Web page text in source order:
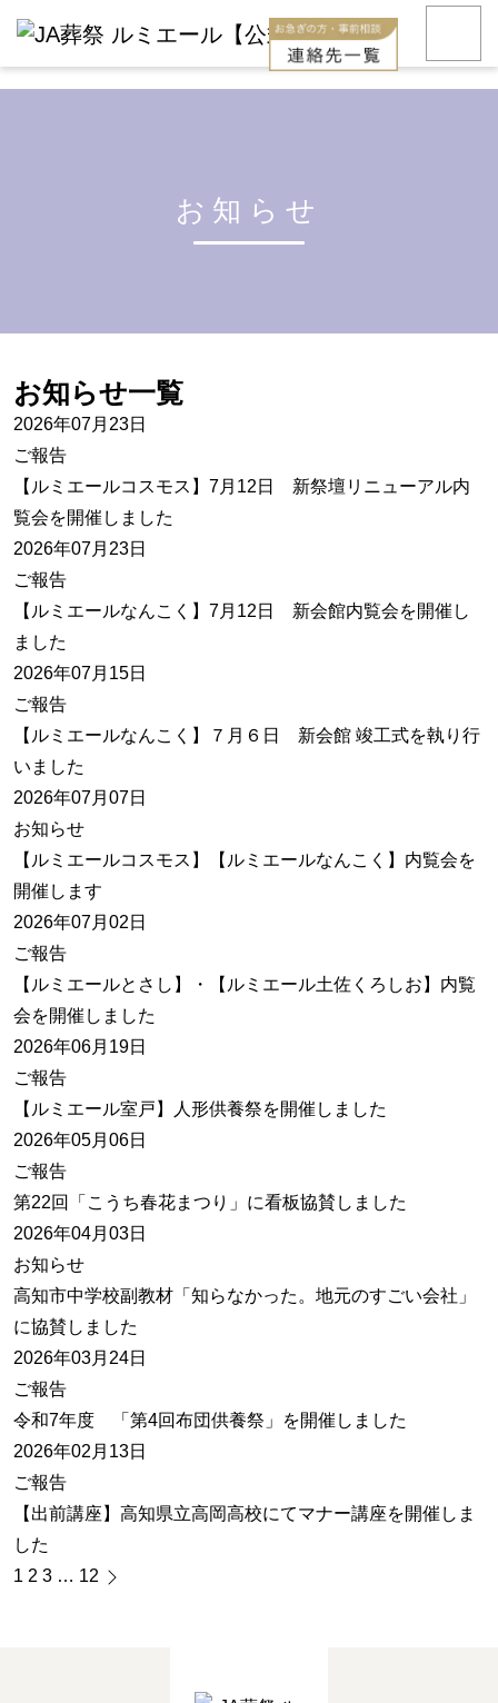
お知らせ
お知らせ一覧
2026年07月23日
ご報告
【ルミエールコスモス】7月12日 新祭壇リニューアル内
覧会を開催しました
2026年07月23日
ご報告
【ルミエールなんこく】7月12日 新会館内覧会を開催し
ました
2026年07月15日
ご報告
【ルミエールなんこく】７月６日 新会館 竣工式を執り行
いました
2026年07月07日
お知らせ
【ルミエールコスモス】【ルミエールなんこく】内覧会を
開催します
2026年07月02日
ご報告
【ルミエールとさし】・【ルミエール土佐くろしお】内覧
会を開催しました
2026年06月19日
ご報告
【ルミエール室戸】人形供養祭を開催しました
2026年05月06日
ご報告
第22回「こうち春花まつり」に看板協賛しました
2026年04月03日
お知らせ
高知市中学校副教材「知らなかった。地元のすごい会社」
に協賛しました
2026年03月24日
ご報告
令和7年度 「第4回布団供養祭」を開催しました
2026年02月13日
ご報告
【出前講座】高知県立高岡高校にてマナー講座を開催しま
した
1 2 3 … 12